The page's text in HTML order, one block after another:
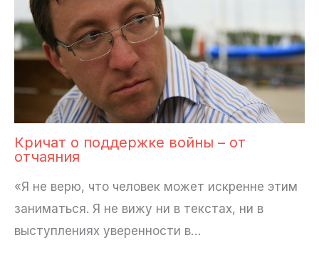
Кричат о поддержке войны – от
отчаяния
«Я не верю, что человек может искренне этим
заниматься. Я не вижу ни в текстах, ни в
выступлениях уверенности в…